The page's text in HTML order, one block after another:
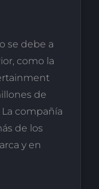
se debe a
como la
de
compañía
de los
y en